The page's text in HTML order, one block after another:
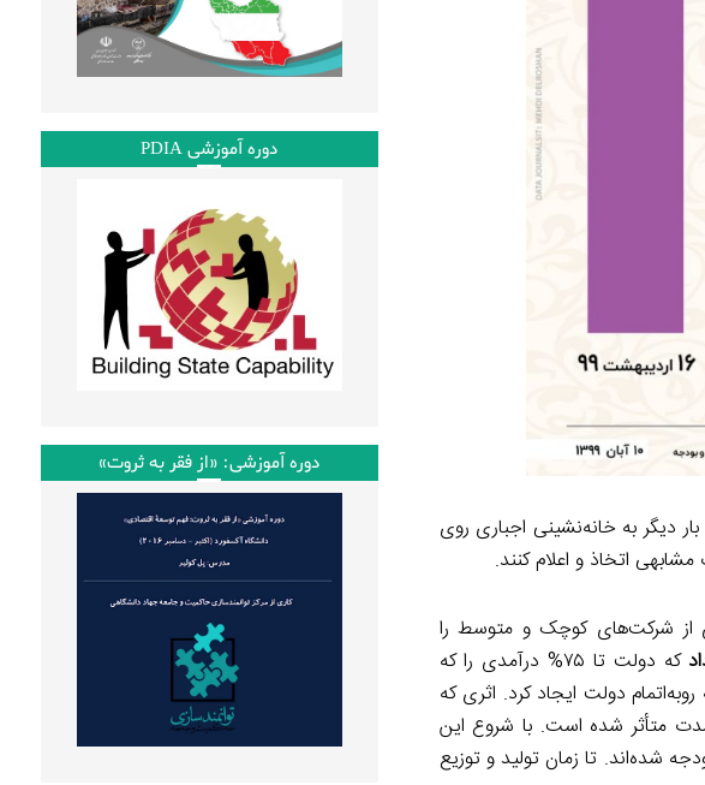
بار دیگر به خانه‌نشینی اجباری روی
اتخاذ و اعلام کنند.
از شرکت‌های کوچک و متوسط را
که دولت تا ۷۵% درآمدی را که
دولت ایجاد کرد. اثری که
است، محدود به آلمان نمی‌شود. درسرتاسر جهان بودجۀ دولت‌ها طی پاندمی کووید-۱۹ به‌شدت متأثر شده است. با شروع این
شده‌اند. تا زمان تولید و توزیع
دوره آموزشی PDIA
دوره آموزشی: «از فقر به ثروت»